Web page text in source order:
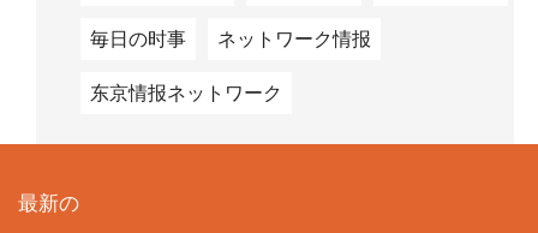
毎日の时事 ネットワーク情报
东京情报ネットワーク
最新の